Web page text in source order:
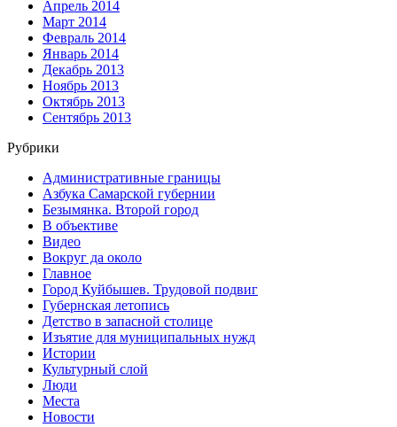
Апрель 2014
Март 2014
Февраль 2014
Январь 2014
Декабрь 2013
Ноябрь 2013
Октябрь 2013
Сентябрь 2013
Рубрики
Административные границы
Азбука Самарской губернии
Безымянка. Второй город
В объективе
Видео
Вокруг да около
Главное
Город Куйбышев. Трудовой подвиг
Губернская летопись
Детство в запасной столице
Изъятие для муниципальных нужд
Истории
Культурный слой
Люди
Места
Новости